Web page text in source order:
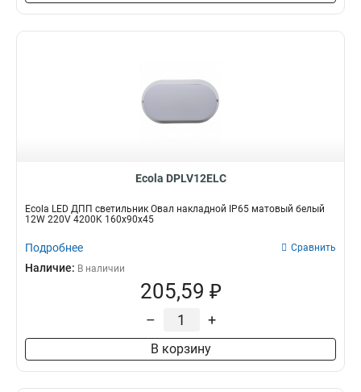
Ecola DPLV12ELC
Ecola LED ДПП светильник Овал накладной IP65 матовый белый
12W 220V 4200K 160x90x45
Подробнее Сравнить
Наличие: В наличии
205,59 ₽
– +
В корзину